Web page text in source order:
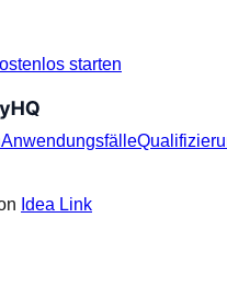
starten
Anwendungsfälle
Idea Link